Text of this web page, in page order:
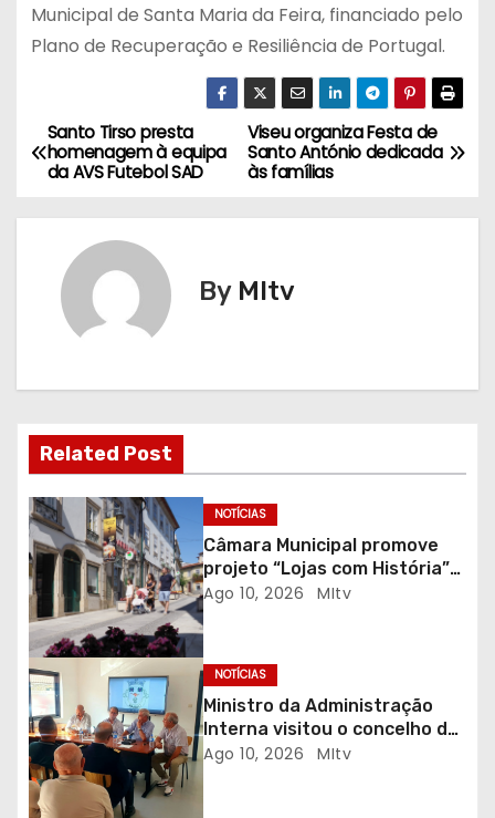
Municipal de Santa Maria da Feira, financiado pelo
Plano de Recuperação e Resiliência de Portugal.
N
ç
ã
o
d
e
a
r
t
i
Viseu organiza Festa de
Santo António dedicada
às famílias
Santo Tirso presta
homenagem à equipa
da AVS Futebol SAD
By MItv
Related Post
NOTÍCIAS
Câmara Municipal promove
projeto “Lojas com História”
em parceria com a FLUP
Ago 10, 2026 MItv
NOTÍCIAS
Ministro da Administração
Interna visitou o concelho de
Vinhais
Ago 10, 2026 MItv